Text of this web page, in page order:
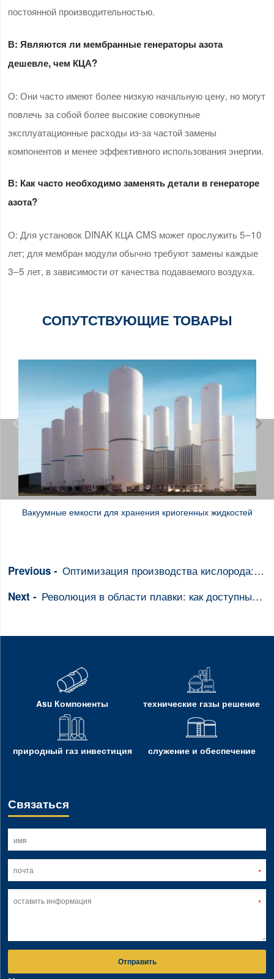
постоянной производительностью.
В: Являются ли мембранные генераторы азота
дешевле, чем КЦА?
О: Они часто имеют более низкую начальную цену, но могут
повлечь за собой более высокие совокупные
эксплуатационные расходы из-за частой замены
компонентов и менее эффективного использования энергии.
В: Как часто необходимо заменять детали в генераторе
азота?
О: Для установок DINAK КЦА CMS может прослужить 5–10
лет; для мембран модули обычно требуют замены каждые
3–5 лет, в зависимости от качества подаваемого воздуха.
СОПУТСТВУЮЩИЕ ТОВАРЫ
Вакуумные емкости для хранения криогенных жидкостей
 
Оптимизация производства кислорода: баланс между чистотой, выходом и энергией
Революция в области плавки: как доступный кислород на месте повышает эффективность и сокращает затраты
Asu Компоненты технические газы решение
природный газ инвестиция служение и обеспечение
Связаться
Отправить